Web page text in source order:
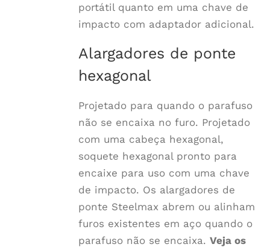
portátil quanto em uma chave de
impacto com adaptador adicional.
Alargadores de ponte
hexagonal
Projetado para quando o parafuso
não se encaixa no furo. Projetado
com uma cabeça hexagonal,
soquete hexagonal pronto para
encaixe para uso com uma chave
de impacto. Os alargadores de
ponte Steelmax abrem ou alinham
furos existentes em aço quando o
parafuso não se encaixa.Veja os